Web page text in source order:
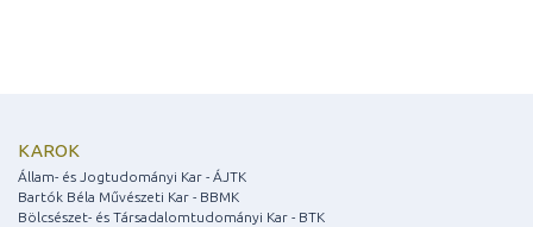
KAROK
Állam- és Jogtudományi Kar - ÁJTK
Bartók Béla Művészeti Kar - BBMK
Bölcsészet- és Társadalomtudományi Kar - BTK